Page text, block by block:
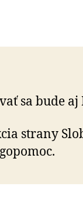
sa bude
strany